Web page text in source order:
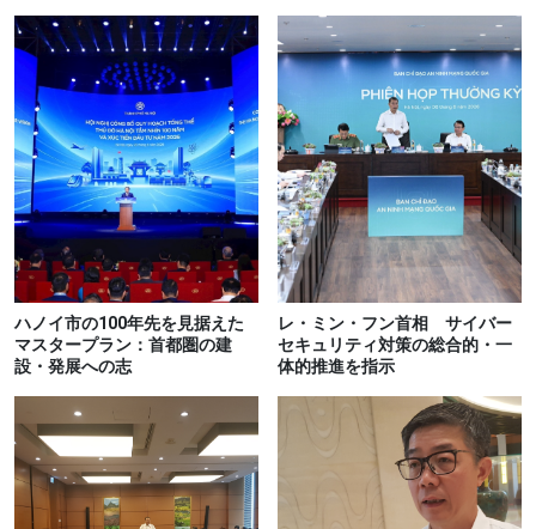
ハノイ市の100年先を見据えた
マスタープラン：首都圏の建
設・発展への志
レ・ミン・フン首相 サイバー
セキュリティ対策の総合的・一
体的推進を指示